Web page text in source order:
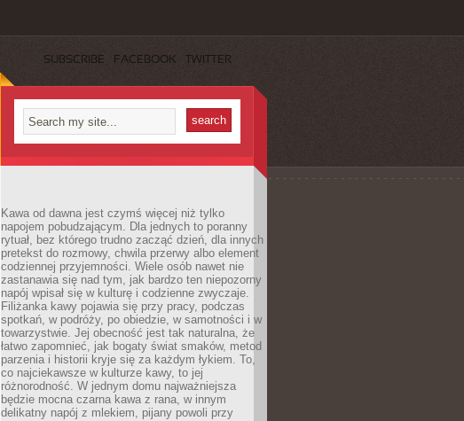
SUBSCRIBE FACEBOOK TWITTER
Kawa od dawna jest czymś więcej niż tylko
napojem pobudzającym. Dla jednych to poranny
rytuał, bez którego trudno zacząć dzień, dla innych
pretekst do rozmowy, chwila przerwy albo element
codziennej przyjemności. Wiele osób nawet nie
zastanawia się nad tym, jak bardzo ten niepozorny
napój wpisał się w kulturę i codzienne zwyczaje.
Filiżanka kawy pojawia się przy pracy, podczas
spotkań, w podróży, po obiedzie, w samotności i w
towarzystwie. Jej obecność jest tak naturalna, że
łatwo zapomnieć, jak bogaty świat smaków, metod
parzenia i historii kryje się za każdym łykiem. To,
co najciekawsze w kulturze kawy, to jej
różnorodność. W jednym domu najważniejsza
będzie mocna czarna kawa z rana, w innym
delikatny napój z mlekiem, pijany powoli przy